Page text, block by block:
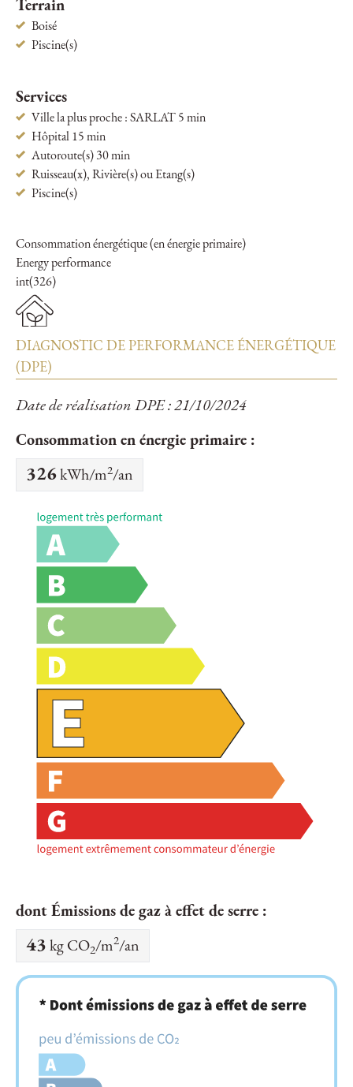
Terrain
Boisé
Piscine(s)
Services
Ville la plus proche : SARLAT 5 min
Hôpital 15 min
Autoroute(s) 30 min
Ruisseau(x), Rivière(s) ou Etang(s)
Piscine(s)
Consommation énergétique (en énergie primaire)
Energy performance
int(326)
DIAGNOSTIC DE PERFORMANCE ÉNERGÉTIQUE
(DPE)
Date de réalisation DPE : 21/10/2024
Consommation en énergie primaire :
326 kWh/m2/an
dont Émissions de gaz à effet de serre :
43 kg CO2/m2/an